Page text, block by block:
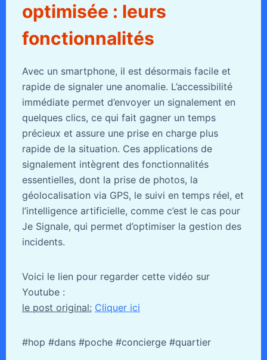
optimisée : leurs
fonctionnalités
Avec un smartphone, il est désormais facile et
rapide de signaler une anomalie. L’accessibilité
immédiate permet d’envoyer un signalement en
quelques clics, ce qui fait gagner un temps
précieux et assure une prise en charge plus
rapide de la situation. Ces applications de
signalement intègrent des fonctionnalités
essentielles, dont la prise de photos, la
géolocalisation via GPS, le suivi en temps réel, et
l’intelligence artificielle, comme c’est le cas pour
Je Signale, qui permet d’optimiser la gestion des
incidents.
Voici le lien pour regarder cette vidéo sur
Youtube :
le post original: Cliquer ici
#hop #dans #poche #concierge #quartier